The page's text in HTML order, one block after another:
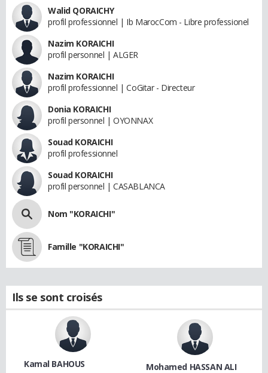
Walid QORAICHY
profil professionnel | Ib MarocCom - Libre professionel
Nazim KORAICHI
profil personnel | ALGER
Nazim KORAICHI
profil professionnel | CoGitar - Directeur
Donia KORAICHI
profil personnel | OYONNAX
Souad KORAICHI
profil professionnel
Souad KORAICHI
profil personnel | CASABLANCA
Nom "KORAICHI"
Famille "KORAICHI"
Ils se sont croisés
Kamal BAHOUS Mohamed HASSAN ALI